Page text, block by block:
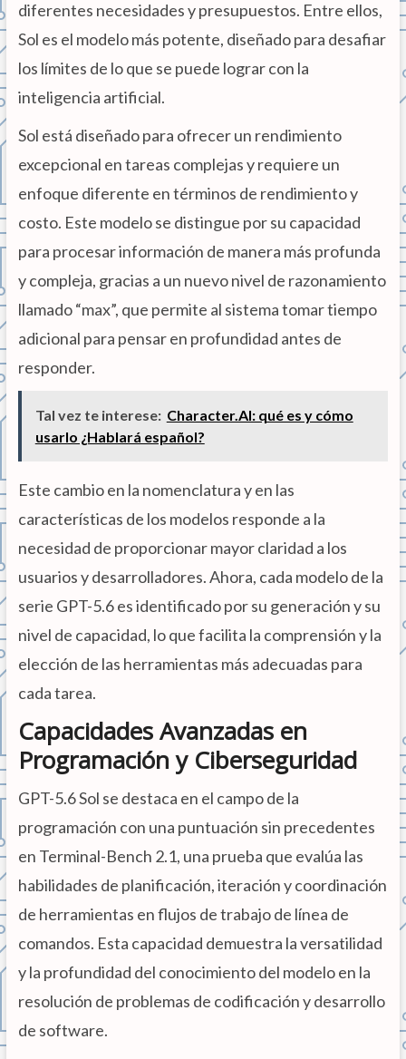
diferentes necesidades y presupuestos. Entre ellos,
Sol es el modelo más potente, diseñado para desafiar
los límites de lo que se puede lograr con la
inteligencia artificial.
Sol está diseñado para ofrecer un rendimiento
excepcional en tareas complejas y requiere un
enfoque diferente en términos de rendimiento y
costo. Este modelo se distingue por su capacidad
para procesar información de manera más profunda
y compleja, gracias a un nuevo nivel de razonamiento
llamado “max”, que permite al sistema tomar tiempo
adicional para pensar en profundidad antes de
responder.
Tal vez te interese: Character.AI: qué es y cómo
usarlo ¿Hablará español?
Este cambio en la nomenclatura y en las
características de los modelos responde a la
necesidad de proporcionar mayor claridad a los
usuarios y desarrolladores. Ahora, cada modelo de la
serie GPT-5.6 es identificado por su generación y su
nivel de capacidad, lo que facilita la comprensión y la
elección de las herramientas más adecuadas para
cada tarea.
Capacidades Avanzadas en
Programación y Ciberseguridad
GPT-5.6 Sol se destaca en el campo de la
programación con una puntuación sin precedentes
en Terminal-Bench 2.1, una prueba que evalúa las
habilidades de planificación, iteración y coordinación
de herramientas en flujos de trabajo de línea de
comandos. Esta capacidad demuestra la versatilidad
y la profundidad del conocimiento del modelo en la
resolución de problemas de codificación y desarrollo
de software.